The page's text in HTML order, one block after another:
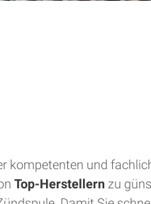
kompetenten und
Top-Herstellern zu